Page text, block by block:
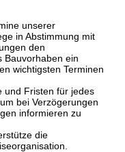
unserer
in Abstimmung mit
den
Bauvorhaben ein
wichtigsten Terminen
und Fristen für jedes
bei Verzögerungen
informieren zu
die